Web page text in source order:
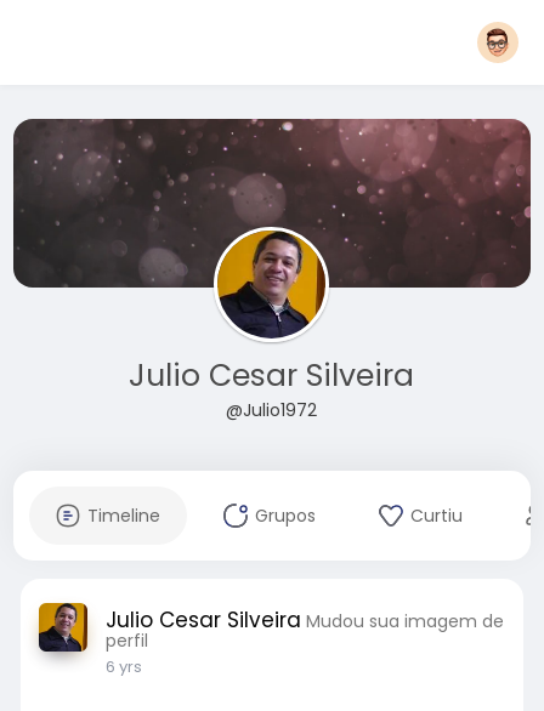
Julio Cesar Silveira
@Julio1972
Timeline Grupos Curtiu
Julio Cesar Silveira Mudou sua imagem de
perfil
6 yrs